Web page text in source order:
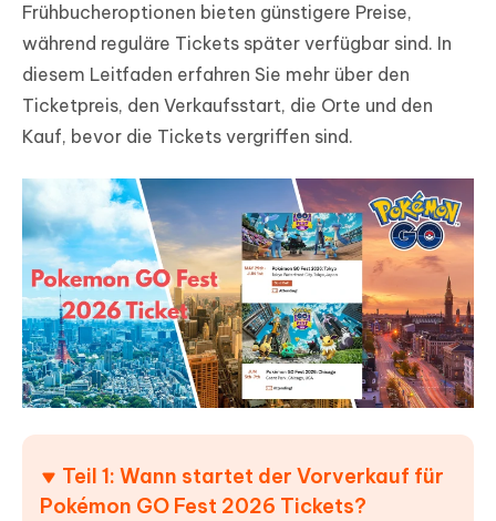
Frühbucheroptionen bieten günstigere Preise,
während reguläre Tickets später verfügbar sind. In
diesem Leitfaden erfahren Sie mehr über den
Ticketpreis, den Verkaufsstart, die Orte und den
Kauf, bevor die Tickets vergriffen sind.
Teil 1: Wann startet der Vorverkauf für
Pokémon GO Fest 2026 Tickets?